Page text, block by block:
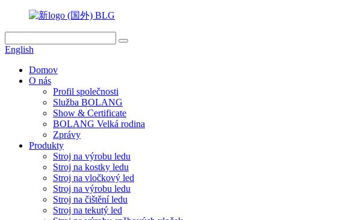
English
Domov
O nás
Profil společnosti
Služba BOLANG
Show & Certificate
BOLANG Velká rodina
Zprávy
Produkty
Stroj na výrobu ledu
Stroj na kostky ledu
Stroj na vločkový led
Stroj na výrobu ledu
Stroj na čištění ledu
Stroj na tekutý led